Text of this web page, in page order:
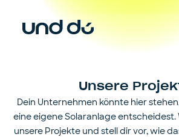
Unsere
Dein Unternehmen könnte hier
eine eigene Solaranlage entscheidest.
unsere Projekte und stell dir vor, wie